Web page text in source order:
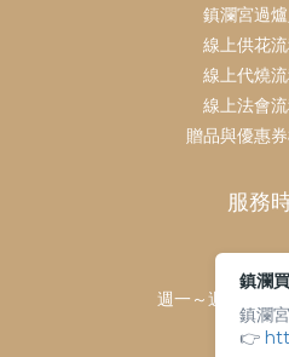
鎮瀾宮過
線上供花
線上代燒
線上法會
贈品與優惠
服務
客服時
週一～週日 上午
客服電
鎮瀾
鎮瀾
👉